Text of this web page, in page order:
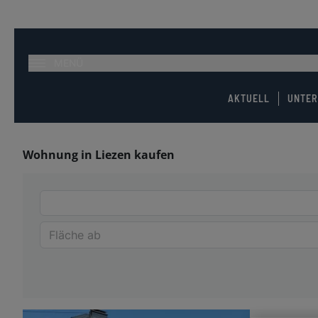
AKTUELL
Wohnung in Liezen kaufen